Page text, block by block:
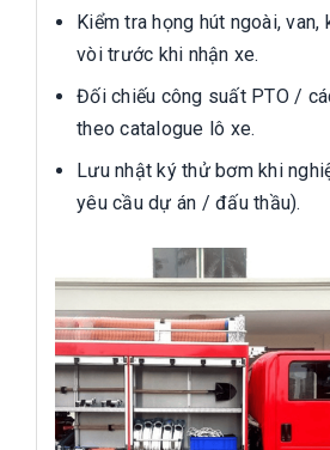
Kiểm tra họng hút ngoài, van,
vòi trước khi nhận xe.
Đối chiếu công suất PTO /
theo catalogue lô xe.
Lưu nhật ký thử bơm khi
yêu cầu dự án / đấu thầu).